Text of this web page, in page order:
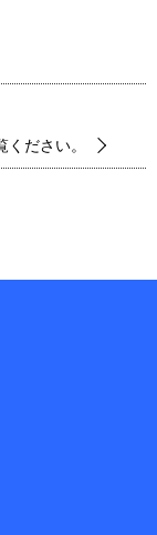
ださい。